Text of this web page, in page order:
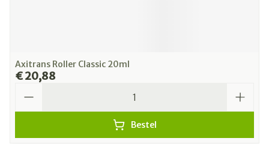
Axitrans Roller Classic 20ml
€ 20,88
Bestel